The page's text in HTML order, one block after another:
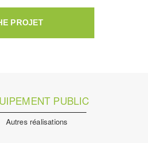
PROJET
PUBLIC
Autres réalisations